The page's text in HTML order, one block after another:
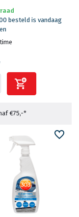
besteld is vandaag